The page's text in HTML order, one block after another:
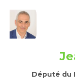
Député du